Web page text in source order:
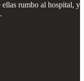
ellas rumbo al hospital, y